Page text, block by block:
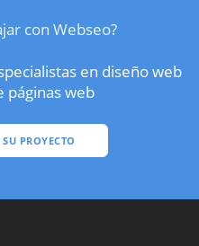
con Webseo?
en diseño web
páginas web
PROYECTO